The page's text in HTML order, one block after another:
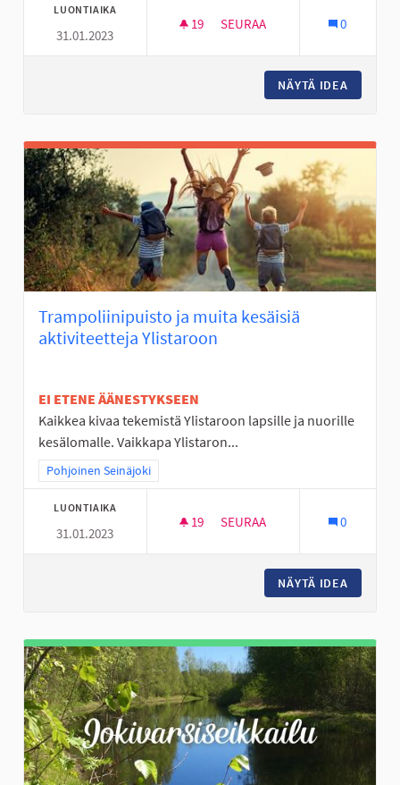
LUONTIAIKA
31.01.2023
19 19 SEURAAJAA
SEURAA 0
NÄYTÄ IDEA
Trampoliinipuisto ja muita kesäisiä
aktiviteetteja Ylistaroon
EI ETENE ÄÄNESTYKSEEN
Kaikkea kivaa tekemistä Ylistaroon lapsille ja nuorille
kesälomalle. Vaikkapa Ylistaron...
Rajaa tulokset teeman mukaan: Pohjoinen Seinäjoki
Pohjoinen Seinäjoki
LUONTIAIKA
31.01.2023
19 19 SEURAAJAA
SEURAA 0
NÄYTÄ IDEA